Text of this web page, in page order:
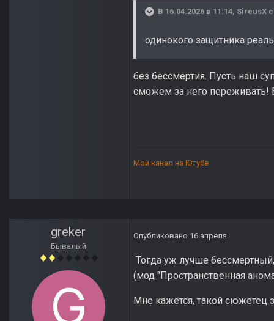
В 16.04.2026 в 11:14, SireusX
одинокого защитника
без бессмертия. Пусть наш
сможем за него переживать!
Мой канал на Ютубе
greker
Бывалый
Опубликовано 16 апреля
Тогда уж лучше
(мод "Пространственная
Мне кажется, такой сюжетец